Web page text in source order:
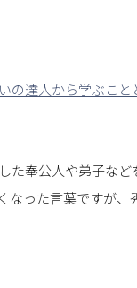
の達人から学ぶこと
奉公人や弟子な
った言葉ですが